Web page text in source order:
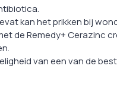
kan het prikken bij
de Remedy+ Cerazinc
van een van de